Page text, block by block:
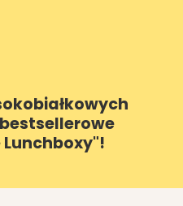
Lunchboxy"!